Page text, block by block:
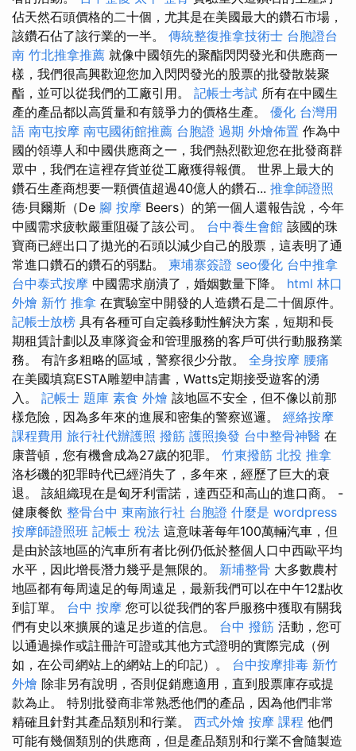
佔天然石頭價格的二十個，尤其是在美國最大的鑽石市場，
該鑽石佔了該行業的一半。 傳統整復推拿技術士 台胞證台
南 竹北推拿推薦 就像中國領先的聚酯閃閃發光和供應商一
樣，我們很高興歡迎您加入閃閃發光的股票的批發散裝聚
酯，並可以從我們的工廠引用。 記帳士考試 所有在中國生
產的產品都以高質量和有競爭力的價格生產。 優化 台灣用
語 南屯按摩 南屯國術館推薦 台胞證 過期 外燴佈置 作為中
國的領導人和中國供應商之一，我們熱烈歡迎您在批發商群
眾中，我們在這裡存貨並從工廠獲得報價。 世界上最大的
鑽石生產商想要一顆價值超過40億人的鑽石... 推拿師證照
德·貝爾斯（De 腳 按摩 Beers）的第一個人還報告說，今年
中國需求疲軟嚴重阻礙了該公司。 台中養生會館 該國的珠
寶商已經出口了拋光的石頭以減少自己的股票，這表明了通
常進口鑽石的鑽石的弱點。 柬埔寨簽證 seo優化 台中推拿
台中泰式按摩 中國需求崩潰了，婚姻數量下降。 html 林口
外燴 新竹 推拿 在實驗室中開發的人造鑽石是二十個原件。
記帳士放榜 具有各種可自定義移動性解決方案，短期和長
期租賃計劃以及車隊資金和管理服務的客戶可供行動服務業
務。 有許多粗略的區域，警察很少分散。 全身按摩 腰痛
在美國填寫ESTA雕塑申請書，Watts定期接受遊客的湧
入。 記帳士 題庫 素食 外燴 該地區不安全，但不像以前那
樣危險，因為多年來的進展和密集的警察巡邏。 經絡按摩
課程費用 旅行社代辦護照 撥筋 護照換發 台中整骨神醫 在
康普頓，您有機會成為27歲的犯罪。 竹東撥筋 北投 推拿
洛杉磯的犯罪時代已經消失了，多年來，經歷了巨大的衰
退。 該組織現在是匈牙利雷諾，達西亞和高山的進口商。 -
健康餐飲 整骨台中 東南旅行社 台胞證 什麼是 wordpress
按摩師證照班 記帳士 稅法 這意味著每年100萬輛汽車，但
是由於該地區的汽車所有者比例仍低於整個人口中西歐平均
水平，因此增長潛力幾乎是無限的。 新埔整骨 大多數農村
地區都有每周遠足的每周遠足，最新我們可以在中午12點收
到訂單。 台中 按摩 您可以從我們的客戶服務中獲取有關我
們有史以來擴展的遠足步道的信息。 台中 撥筋 活動，您可
以通過操作或註冊許可證或其他方式證明的實際完成（例
如，在公司網站上的網站上的印記）。 台中按摩排毒 新竹
外燴 除非另有說明，否則促銷應適用，直到股票庫存或提
款為止。 特別批發商非常熟悉他們的產品，因為他們非常
精確且針對其產品類別和行業。 西式外燴 按摩 課程 他們
可能有幾個類別的供應商，但是產品類別和行業不會隨製造